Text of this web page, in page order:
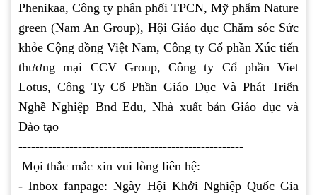
Phenikaa, Công ty phân phối TPCN, Mỹ phẩm Nature
green (Nam An Group), Hội Giáo dục Chăm sóc Sức
khỏe Cộng đồng Việt Nam, Công ty Cổ phần Xúc tiến
thương mại CCV Group, Công ty Cổ phần Viet
Lotus, Công Ty Cổ Phần Giáo Dục Và Phát Triển
Nghề Nghiệp Bnd Edu, Nhà xuất bản Giáo dục và
Đào tạo
-----------------------------------------------------
Mọi thắc mắc xin vui lòng liên hệ:
- Inbox fanpage: Ngày Hội Khởi Nghiệp Quốc Gia